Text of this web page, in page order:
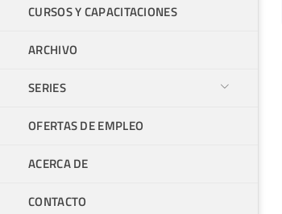
CURSOS Y CAPACITACIONES
ARCHIVO
SERIES
OFERTAS DE EMPLEO
ACERCA DE
CONTACTO